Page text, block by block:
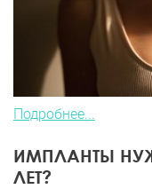
Подробнее...
ИМПЛАНТЫ
ЛЕТ?